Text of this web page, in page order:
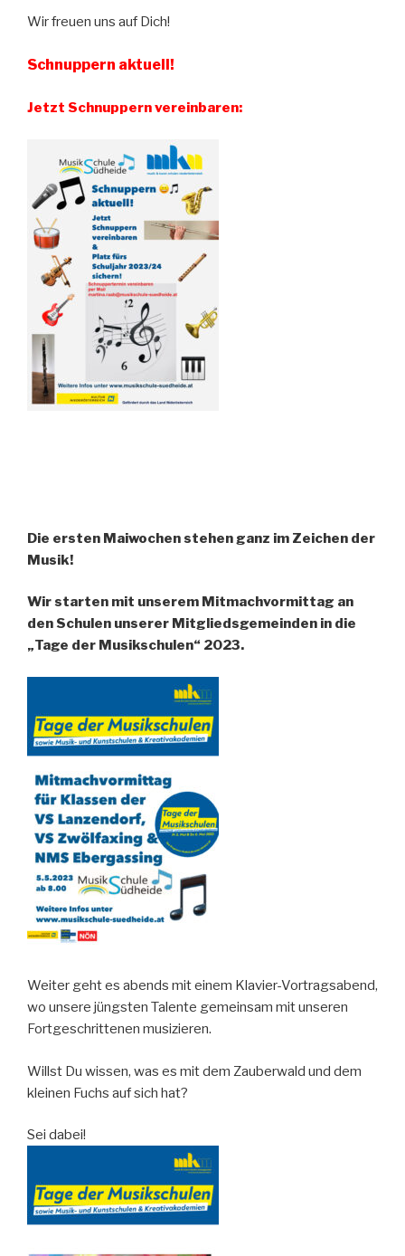
Wir freuen uns auf Dich!
Schnuppern aktuell!
Jetzt Schnuppern vereinbaren:
Die ersten Maiwochen stehen ganz im Zeichen der
Musik!
Wir starten mit unserem Mitmachvormittag an
den Schulen unserer Mitgliedsgemeinden in die
„Tage der Musikschulen“ 2023.
Weiter geht es abends mit einem Klavier-Vortragsabend,
wo unsere jüngsten Talente gemeinsam mit unseren
Fortgeschrittenen musizieren.
Willst Du wissen, was es mit dem Zauberwald und dem
kleinen Fuchs auf sich hat?
Sei dabei!